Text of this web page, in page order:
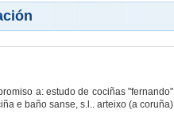
a: estudo de cociñas "fernando"
e baño sanse, s.l.. arteixo (a coruña)